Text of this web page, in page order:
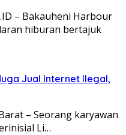
– Bakauheni Harbour
hiburan bertajuk
Jual Internet Ilegal,
– Seorang karyawan
Li…